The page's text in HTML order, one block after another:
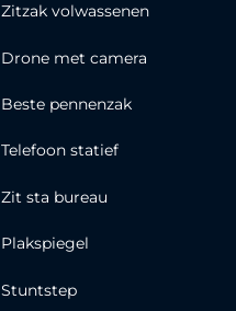
Zitzak volwassenen
Drone met camera
Beste pennenzak
Telefoon statief
Zit sta bureau
Plakspiegel
Stuntstep